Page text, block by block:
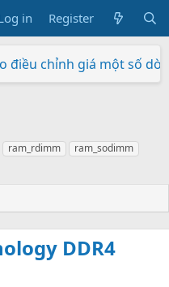
in Register
điều chỉnh giá một số
ram_rdimm
ram_sodimm
DDR4